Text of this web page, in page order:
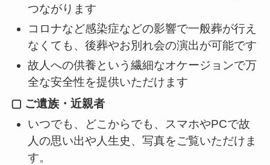
つながります
コロナなど感染症などの影響で一般葬が行え
なくても、後葬やお別れ会の演出が可能です
故人への供養という繊細なオケージョンで万
全な安全性を提供いただけます
▢ ご遺族・近親者
いつでも、どこからでも、スマホやPCで故
人の思い出や人生史、写真をご覧いただけま
す。